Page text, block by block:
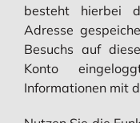
besteht hierbei
Adresse
Besuchs auf
Konto
Informationen mit